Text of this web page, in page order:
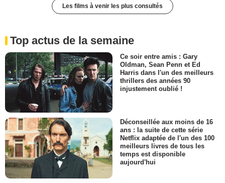
Les films à venir les plus consultés
Top actus de la semaine
Ce soir entre amis : Gary
Oldman, Sean Penn et Ed
Harris dans l'un des meilleurs
thrillers des années 90
injustement oublié !
Déconseillée aux moins de 16
ans : la suite de cette série
Netflix adaptée de l'un des 100
meilleurs livres de tous les
temps est disponible
aujourd'hui